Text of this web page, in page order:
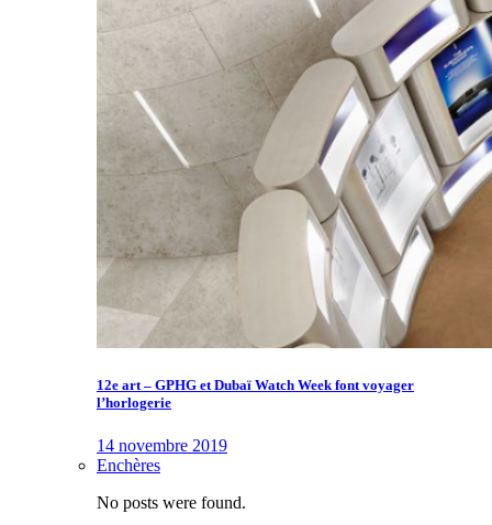
12e art – GPHG et Dubaï Watch Week font voyager
l’horlogerie
14 novembre 2019
Enchères
No posts were found.